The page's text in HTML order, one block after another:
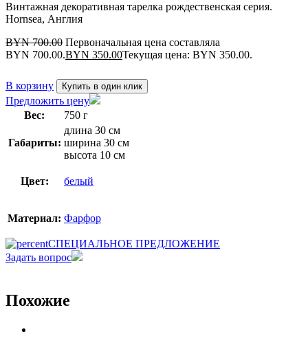
Винтажная декоративная тарелка рождественская серия.
Hornsea, Англия
BYN700.00 Первоначальная цена составляла
BYN 700.00.BYN 350.00Текущая цена: BYN 350.00.
В корзину Купить в один клик
Предложить цену
Вес:
750 г
Габариты:
длина 30 см
ширина 30 см
высота 10 см
Цвет: белый
Материал: Фарфор
СПЕЦИАЛЬНОЕ ПРЕДЛОЖЕНИЕ
Задать вопрос
Похожие